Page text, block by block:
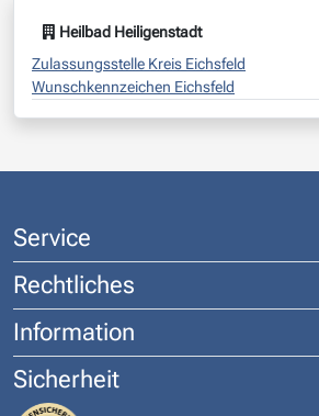
Heilbad Heiligenstadt
Zulassungsstelle Kreis Eichsfeld
Wunschkennzeichen Eichsfeld
Service
Rechtliches
Information
Sicherheit